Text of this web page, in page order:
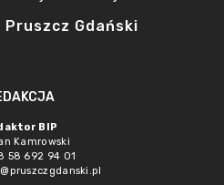
Pruszcz Gdański
BIP
Kamrowski
58 692 94 01